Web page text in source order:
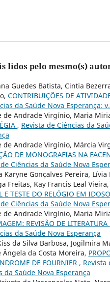
lidos pelo mesmo(s)
Guedes Batista, Cintia
CONTRIBUIÇÕES DE
da Saúde Nova Esperança:
de Andrade Virgínio, Maria
, Revista de Ciências da
de Andrade Virgínio, Márcia
DE MONOGRAFIAS NA
Ciências da Saúde Nova
Karyne Gonçalves Pereira,
Freitas, Kay Francis Leal Vieira,
E TESTE DO RELÓGIO EM
Ciências da Saúde Nova
de Andrade Virgínio, Maria
REVISÃO DE LITERATURA
da Saúde Nova Esperança
da Silva Barbosa, Jogilmira
Ângela da Costa Moreira,
DE FOURNIER , Revista
da Saúde Nova Esperança